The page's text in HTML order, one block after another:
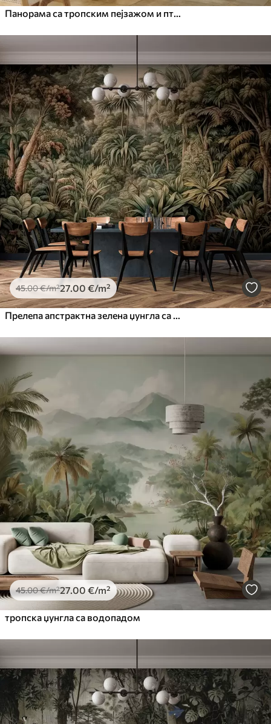
Панорама са тропским пејзажом и птицама
45.00€/m²27.00 €/m²
Прелепа апстрактна зелена џунгла са тропским лишћем
45.00€/m²27.00 €/m²
тропска џунгла са водопадом